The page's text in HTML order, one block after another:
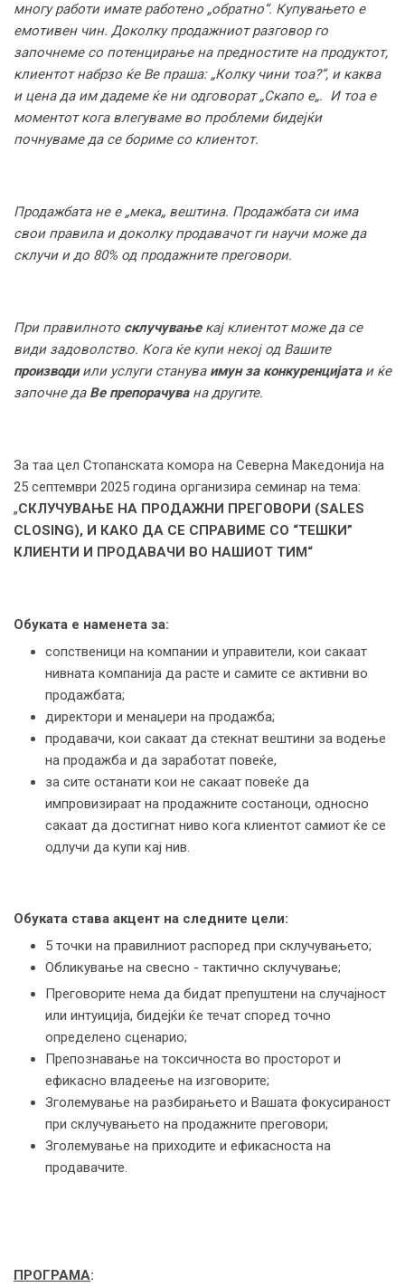
многу работи имате работено „обратно“. Купувањето е
емотивен чин. Доколку продажниот разговор го
започнеме со потенцирање на предностите на продуктот,
клиентот набрзо ќе Ве праша: „Колку чини тоа?”, и каква
и цена да им дадеме ќе ни одговорат „Скапо е„. И тоа е
моментот кога влегуваме во проблеми бидејќи
почнуваме да се бориме со клиентот.
Продажбата не е „мека„ вештина. Продажбата си има
свои правила и доколку продавачот ги научи може да
склучи и до 80% од продажните преговори.
При правилното склучувањекај клиентот може да се
види задоволство. Кога ќе купи некој од Вашите
производиили услуги станува имун за конкуренцијатаи ќе
започне да Ве препорачувана другите.
За таа цел Стопанската комора на Северна Македонија на
25 септември 2025 година организира семинар на тема:
„СКЛУЧУВАЊЕ НА ПРОДАЖНИ ПРЕГОВОРИ (SALES
CLOSING), И КАКО ДА СЕ СПРАВИМЕ СО “ТЕШКИ”
КЛИЕНТИ И ПРОДАВАЧИ ВО НАШИОТ ТИМ“
Обуката е наменета за:
сопственици на компании и управители, кои сакаат
нивната компанија да расте и самите се активни во
продажбата;
директори и менаџери на продажба;
продавачи, кои сакаат да стекнат вештини за водење
на продажба и да заработат повеќе,
за сите останати кои не сакаат повеќе да
импровизираат на продажните состаноци, односно
сакаат да достигнат ниво кога клиентот самиот ќе се
одлучи да купи кај нив.
Обуката става акцент на следните цели:
5 точки на правилниот распоред при склучувањето;
Обликување на свесно - тактично склучување;
Преговорите нема да бидат препуштени на случајност
или интуиција, бидејќи ќе течат според точно
определено сценарио;
Препознавање на токсичноста во просторот и
ефикасно владеење на изговорите;
Зголемување на разбирањето и Вашата фокусираност
при склучувањето на продажните преговори;
Зголемување на приходите и ефикасноста на
продавачите.
ПРОГРАМА: